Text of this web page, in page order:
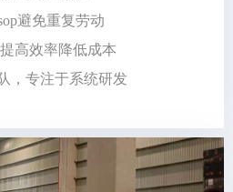
避免重复劳动
高效率降低成本
，专注于系统研发